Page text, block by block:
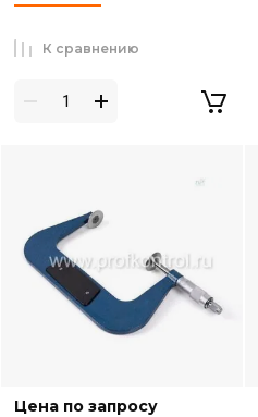
К сравнению
Цена по запросу